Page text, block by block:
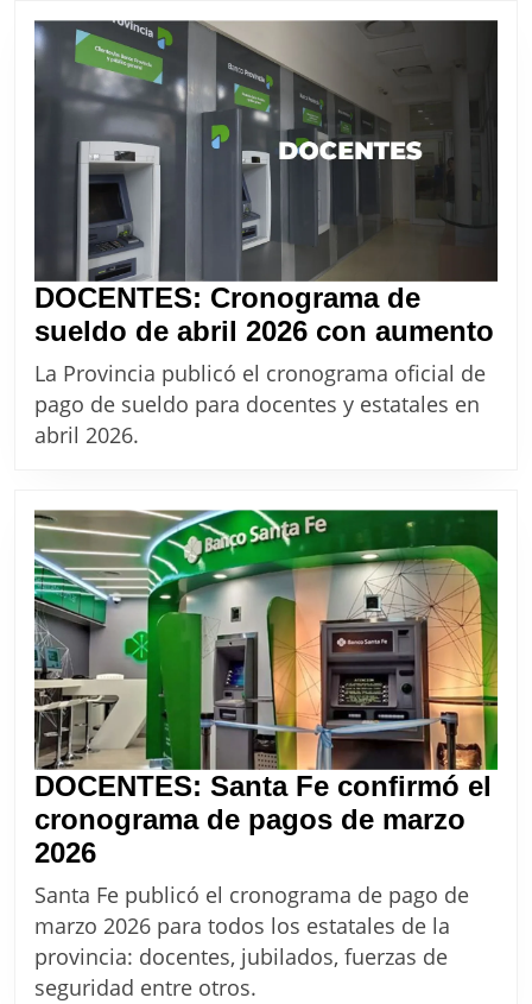
una
oferta
clave
de
aguinaldo
DOCENTES: Cronograma de
sueldo de abril 2026 con aumento
La Provincia publicó el cronograma oficial de
pago de sueldo para docentes y estatales en
abril 2026.
DOCENTES: Santa Fe confirmó el
cronograma de pagos de marzo
2026DOCENTES:
Santa
Fe
confirmó
el
Santa Fe publicó el cronograma de pago de
marzo 2026 para todos los estatales de la
provincia: docentes, jubilados, fuerzas de
seguridad entre otros.